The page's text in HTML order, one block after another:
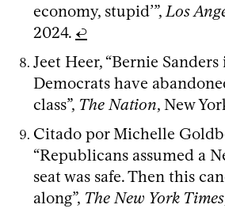
economy, stupid’”, Los
2024. ↩
Jeet Heer, “Bernie
Democrats have
class”, The Nation, New
Citado por Michelle
“Republicans assumed a
seat was safe. Then this
along”, The New York Times